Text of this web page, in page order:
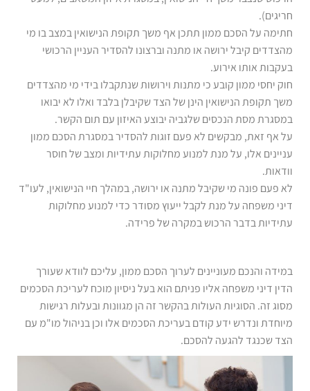
חריגים).
חתימה על הסכם ממון תתכן אף משך תקופת הנישואין במצב בו מי
מהצדדים קיבל ירושה או מתנה וברצונו להסדיר העניין הרכושי
בעקבות אותו אירוע.
חוק יחסי ממון קובע כי מתנות וירושות שנתקבלו בידי מי מהצדדים
משך תקופת הנישואין הינן של הצד שקיבלן בלבד ואלו לא יבואו
במסגרת מסת הנכסים שלגביה יבוצע האיזון עם תום הקשר.
על אף זאת, מבקשים לא פעם זוגות להסדיר במסגרת הסכם ממון
עניינים אלו, על מנת למנוע מחלוקות עתידיות ומצב של חוסר
וודאות.
לא פעם פונה מי שקיבל מתנה או ירושה, במהלך חיי הנישואין, לעו"ד
דיני משפחה על מנת לקבל ייעוץ מסודר כדי למנוע מחלוקות
עתידיות בדבר הרכוש במקרה של פרידה.
במידה והנכם מעוניינים לערוך הסכם ממון, עליכם לוודא שעורך
הדין דיני משפחה אליו פניתם הוא בעל ניסיון מוכח לעריכת הסכמים
מסוג זה. הסוגיות העולות בהקשר זה הן מגוונות ובעלות רגישות
מיוחדת ונדרש ידע קודם בעריכת הסכמים אלו וכן בניהול מו"מ עם
הצד שכנגד להגעה להסכם.